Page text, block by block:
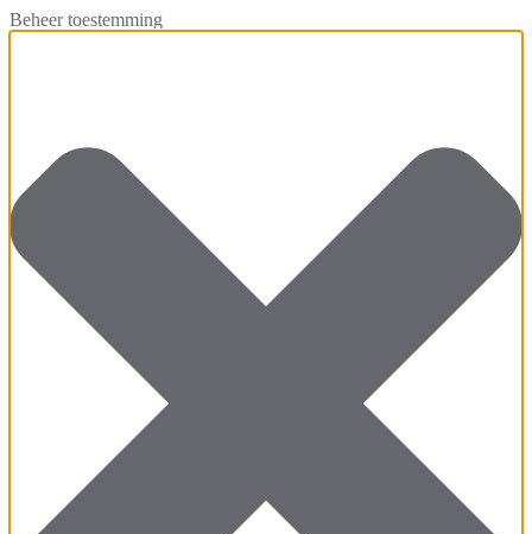
Beheer toestemming